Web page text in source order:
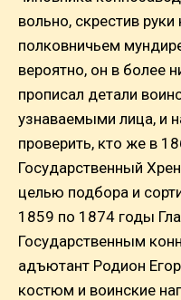
вольно, скрестив руки
полковничьем
вероятно, он в более
прописал детали
узнаваемыми лица, и
проверить, кто же в
Государственный
целью подбора и
1859 по 1874 годы
Государственным
адъютант Родион
костюм и воинские